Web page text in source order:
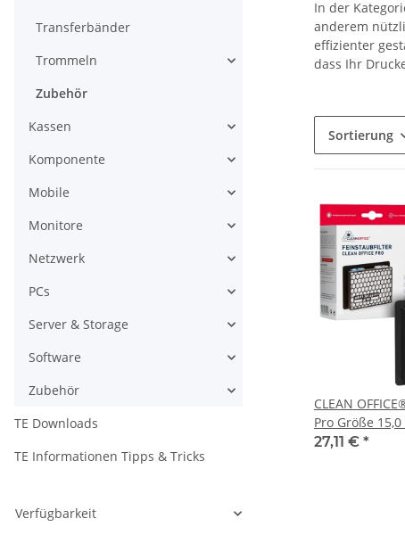
In der
anderem
effizienter
dass Ihr
Sortierung
CLEAN
Pro Größe
27,11 € *
Transferbänder
Trommeln
Zubehör
Kassen
Komponente
Mobile
Monitore
Netzwerk
PCs
Server & Storage
Software
Zubehör
TE Downloads
TE Informationen Tipps & Tricks
Verfügbarkeit